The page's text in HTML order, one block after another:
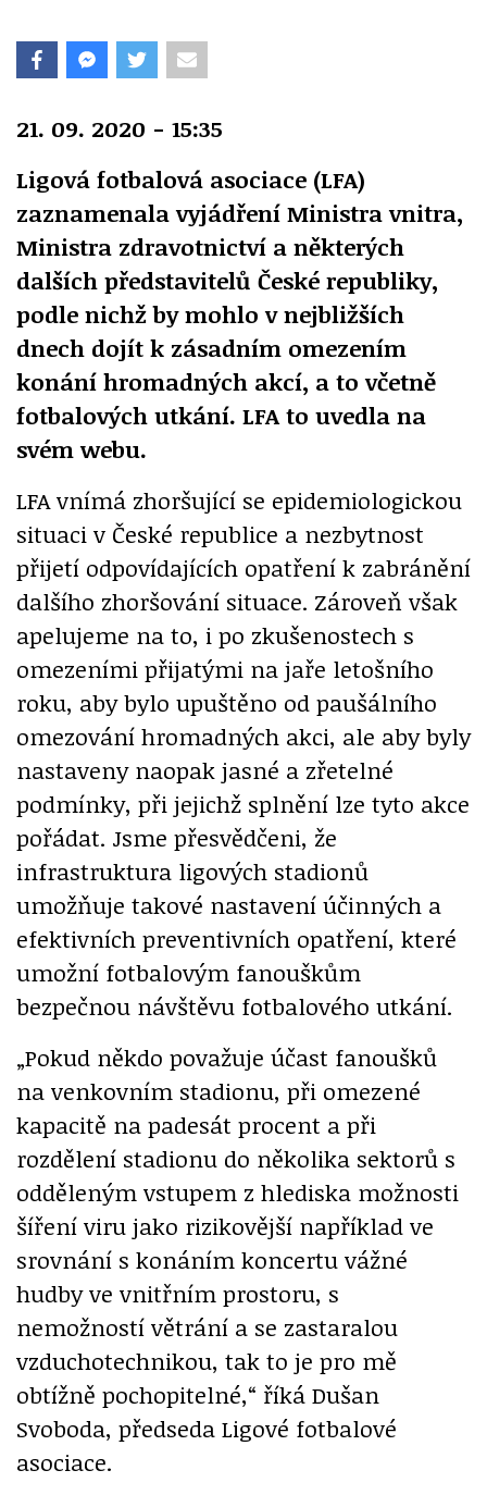
21. 09. 2020 - 15:35
Ligová fotbalová asociace (LFA)
zaznamenala vyjádření Ministra vnitra,
Ministra zdravotnictví a některých
dalších představitelů České republiky,
podle nichž by mohlo v nejbližších
dnech dojít k zásadním omezením
konání hromadných akcí, a to včetně
fotbalových utkání. LFA to uvedla na
svém webu.
LFA vnímá zhoršující se epidemiologickou
situaci v České republice a nezbytnost
přijetí odpovídajících opatření k zabránění
dalšího zhoršování situace. Zároveň však
apelujeme na to, i po zkušenostech s
omezeními přijatými na jaře letošního
roku, aby bylo upuštěno od paušálního
omezování hromadných akci, ale aby byly
nastaveny naopak jasné a zřetelné
podmínky, při jejichž splnění lze tyto akce
pořádat. Jsme přesvědčeni, že
infrastruktura ligových stadionů
umožňuje takové nastavení účinných a
efektivních preventivních opatření, které
umožní fotbalovým fanouškům
bezpečnou návštěvu fotbalového utkání.
„Pokud někdo považuje účast fanoušků
na venkovním stadionu, při omezené
kapacitě na padesát procent a při
rozdělení stadionu do několika sektorů s
odděleným vstupem z hlediska možnosti
šíření viru jako rizikovější například ve
srovnání s konáním koncertu vážné
hudby ve vnitřním prostoru, s
nemožností větrání a se zastaralou
vzduchotechnikou, tak to je pro mě
obtížně pochopitelné,“ říká Dušan
Svoboda, předseda Ligové fotbalové
asociace.